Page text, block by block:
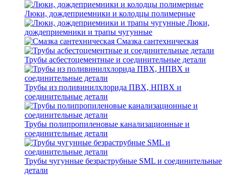
Люки, дождеприемники и колодцы полимерные
Люки,
дождеприемники и трапы чугунные
Смазка сантехническая
Трубы асбестоцементные и соединительные детали
Трубы из поливинилхлорида ПВХ, НПВХ и
соединительные детали
Трубы полипропиленовые канализационные и
соединительные детали
Трубы чугунные безраструбные SML и соединительные
детали